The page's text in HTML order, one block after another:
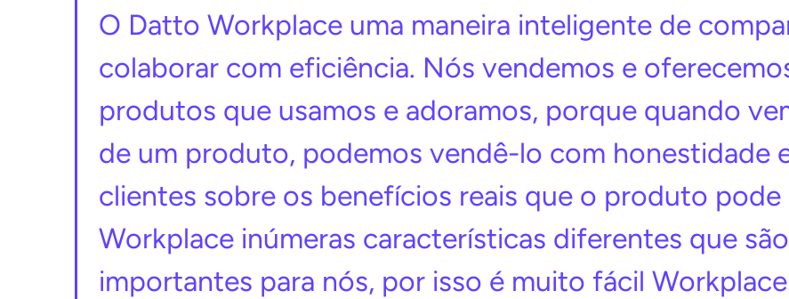
O Datto Workplace uma maneira inteligente de
colaborar com eficiência. Nós vendemos e
produtos que usamos e adoramos, porque quando
de um produto, podemos vendê-lo com honestidade
clientes sobre os benefícios reais que o produto
Workplace inúmeras características diferentes que
importantes para nós, por isso é muito fácil